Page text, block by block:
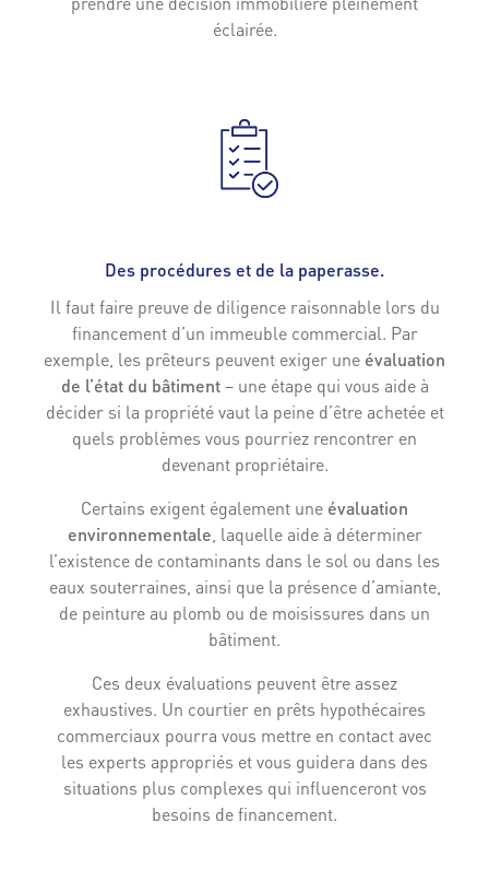
éclairée.
Des procédures et de la paperasse.
Il faut faire preuve de diligence raisonnable lors du
financement d’un immeuble commercial. Par
exemple, les prêteurs peuvent exiger une évaluation
de l’état du bâtiment– une étape qui vous aide à
décider si la propriété vaut la peine d’être achetée et
quels problèmes vous pourriez rencontrer en
devenant propriétaire.
Certains exigent également une évaluation
environnementale , laquelle aide à déterminer
l’existence de contaminants dans le sol ou dans les
eaux souterraines, ainsi que la présence d’amiante,
de peinture au plomb ou de moisissures dans un
bâtiment.
Ces deux évaluations peuvent être assez
exhaustives. Un courtier en prêts hypothécaires
commerciaux pourra vous mettre en contact avec
les experts appropriés et vous guidera dans des
situations plus complexes qui influenceront vos
besoins de financement.